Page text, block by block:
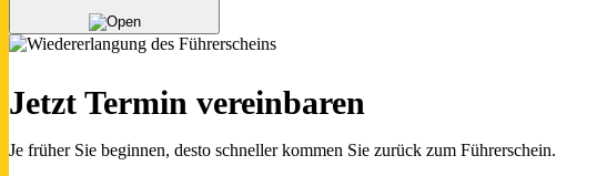
Jetzt Termin vereinbaren
Je früher Sie beginnen, desto schneller kommen Sie zurück zum Führerschein.